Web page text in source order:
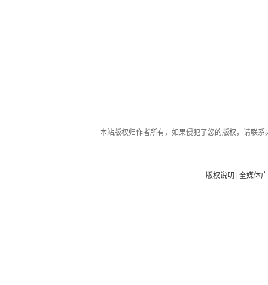
本站版权归作者所有，如果侵犯了您的版权，请联
版权说明 |全媒体